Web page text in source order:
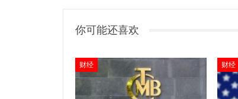
你可能还喜欢
财经 财经